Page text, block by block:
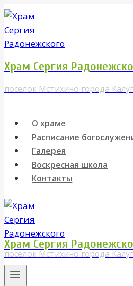
Перейти
к
содержимому
Храм Сергия
поселок Мстихино города
О храме
Расписание
Галерея
Воскресная школа
Контакты
Храм Сергия
поселок Мстихино города